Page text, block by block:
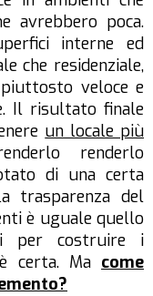
avrebbero poca.
interne ed
che residenziale,
veloce e
Il risultato finale
un locale più
renderlo
di una certa
trasparenza del
è uguale quello
per costruire i
è certa. Ma come